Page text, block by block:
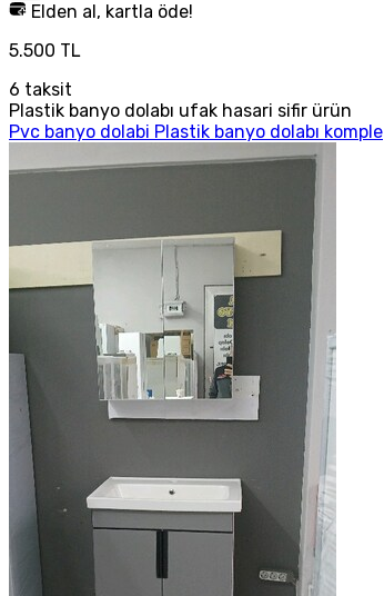
Elden al, kartla öde!
5.500 TL
6 taksit
Plastik banyo dolabı ufak hasari sifir ürün
Pvc banyo dolabi Plastik banyo dolabı komple